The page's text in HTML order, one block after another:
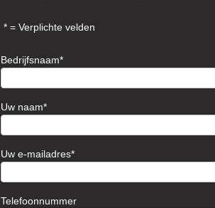
= Verplichte velden
Bedrijfsnaam
Uw naam
Uw e-mailadres
Telefoonnummer